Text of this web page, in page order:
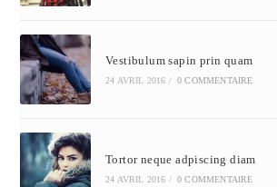
Vestibulum sapin prin quam
24 AVRIL 2016 / 0 COMMENTAIRE
Tortor neque adpiscing diam
24 AVRIL 2016 / 0 COMMENTAIRE